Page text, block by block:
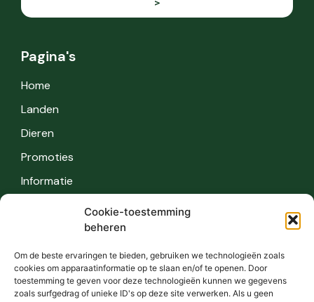
Cookie-toestemming
beheren
Om de beste ervaringen te bieden, gebruiken we technologieën zoals
cookies om apparaatinformatie op te slaan en/of te openen. Door
toestemming te geven voor deze technologieën kunnen we gegevens
zoals surfgedrag of unieke ID's op deze site verwerken. Als u geen
>
Pagina's
Home
Landen
Dieren
Promoties
Informatie
Informatie
Veiligheid
FAQ